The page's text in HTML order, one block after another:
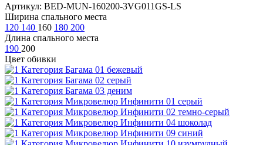
Артикул: BED-MUN-160200-3VG011GS-LS
Ширина спального места
120 140 160 180 200
Длина спального места
190 200
Цвет обивки